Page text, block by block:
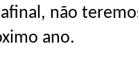
não
ano.